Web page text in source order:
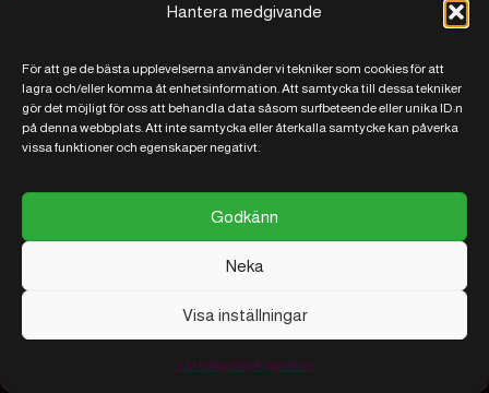
Hantera medgivande
För att ge de bästa upplevelserna använder vi tekniker som cookies för att
lagra och/eller komma åt enhetsinformation. Att samtycka till dessa tekniker
gör det möjligt för oss att behandla data såsom surfbeteende eller unika ID:n
på denna webbplats. Att inte samtycka eller återkalla samtycke kan påverka
vissa funktioner och egenskaper negativt.
Godkänn
Neka
Visa inställningar
Vår kakpolicyKöpvillkor
Vanliga frågor - FAQ
Kontakt
Köpvillkor
Vi sparar på kakor
© 2026 RJ Närproducerat
Utvecklad
med
av